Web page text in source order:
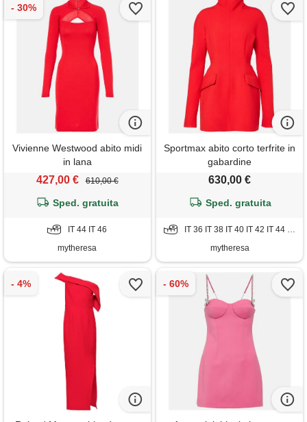
Vivienne Westwood abito midi
in lana
427,00 € 610,00 €
Sped. gratuita
IT 44 IT 46
mytheresa
Sportmax abito corto terfrite in
gabardine
630,00 €
Sped. gratuita
IT 36 IT 38 IT 40 IT 42 IT 44 IT 46 IT 48
mytheresa